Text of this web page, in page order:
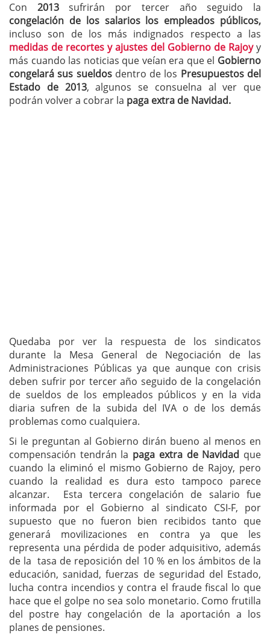
Con 2013sufrirán por tercer año seguido la
congelación de los salarios los empleados públicos,
incluso son de los más indignados respecto a las
medidas de recortes y ajustes del Gobierno de Rajoyy
más cuando las noticias que veían era que el Gobierno
congelará sus sueldosdentro de los Presupuestos del
Estado de 2013, algunos se consuelna al ver que
podrán volver a cobrar la paga extra de Navidad.
Quedaba por ver la respuesta de los sindicatos
durante la Mesa General de Negociación de las
Administraciones Públicas ya que aunque con crisis
deben sufrir por tercer año seguido de la congelación
de sueldos de los empleados públicos y en la vida
diaria sufren de la subida del IVA o de los demás
problemas como cualquiera.
Si le preguntan al Gobierno dirán bueno al menos en
compensación tendrán la paga extra de Navidad que
cuando la eliminó el mismo Gobierno de Rajoy, pero
cuando la realidad es dura esto tampoco parece
alcanzar. Esta tercera congelación de salario fue
informada por el Gobierno al sindicato CSI-F, por
supuesto que no fueron bien recibidos tanto que
generará movilizaciones en contra ya que les
representa una pérdida de poder adquisitivo, además
de la tasa de reposición del 10 % en los ámbitos de la
educación, sanidad, fuerzas de seguridad del Estado,
lucha contra incendios y contra el fraude fiscal lo que
hace que el golpe no sea solo monetario. Como frutilla
del postre hay congelación de la aportación a los
planes de pensiones.